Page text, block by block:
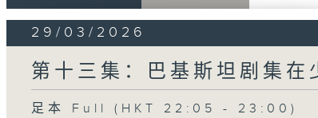
29/03/2026
第十三集：巴基斯坦剧集在
足本 Full (HKT 22:05 - 23:00)